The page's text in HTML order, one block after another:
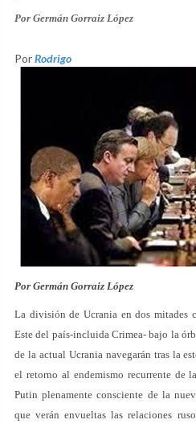
Por Germán Gorraiz López
PorRodrigo
Por Germán Gorraiz López
La división de Ucrania en dos mitades
Este del país-incluida Crimea- bajo la
de la actual Ucrania navegarán tras la
el retorno al endemismo recurrente de
Putin plenamente consciente de la
que verán envueltas las relaciones